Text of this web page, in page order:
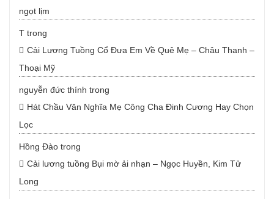
ngọt lịm
T trong
Cải Lương Tuồng Cổ Đưa Em Về Quê Mẹ – Châu Thanh –
Thoại Mỹ
nguyễn đức thính trong
Hát Chầu Văn Nghĩa Mẹ Công Cha Đinh Cương Hay Chọn
Lọc
Hồng Đào trong
Cải lương tuồng Bụi mờ ải nhạn – Ngọc Huyền, Kim Tử
Long